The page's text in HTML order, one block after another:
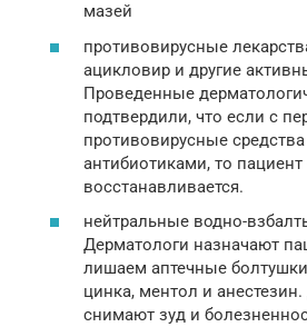
мазей
противовирусные
ацикловир и другие
Проведенные
подтвердили, что если с
противовирусные
антибиотиками, то
восстанавливается.
нейтральные водно-
Дерматологи назначают
лишаем аптечные
цинка, ментол и
снимают зуд и